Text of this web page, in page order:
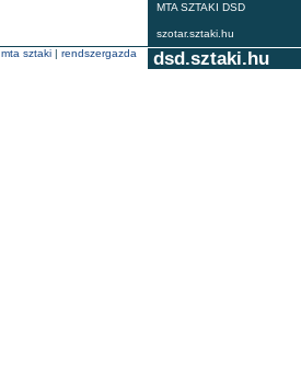
MTA SZTAKI DSD
szotar.sztaki.hu
dsd.sztaki.hu
mta sztaki | rendszergazda